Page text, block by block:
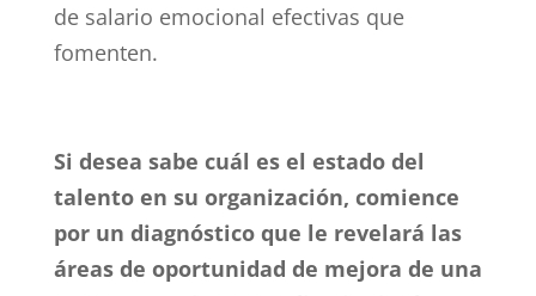
de salario emocional efectivas que
fomenten.
Si desea sabe cuál es el estado del
talento en su organización, comience
por un diagnóstico que le revelará las
áreas de oportunidad de mejora de una